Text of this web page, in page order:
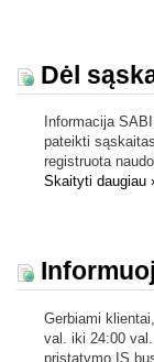
Dėl
Informacija
pateikti
registruota
Skaityti daugiau
Gerbiami
val. iki 24:00
pristatymo IS